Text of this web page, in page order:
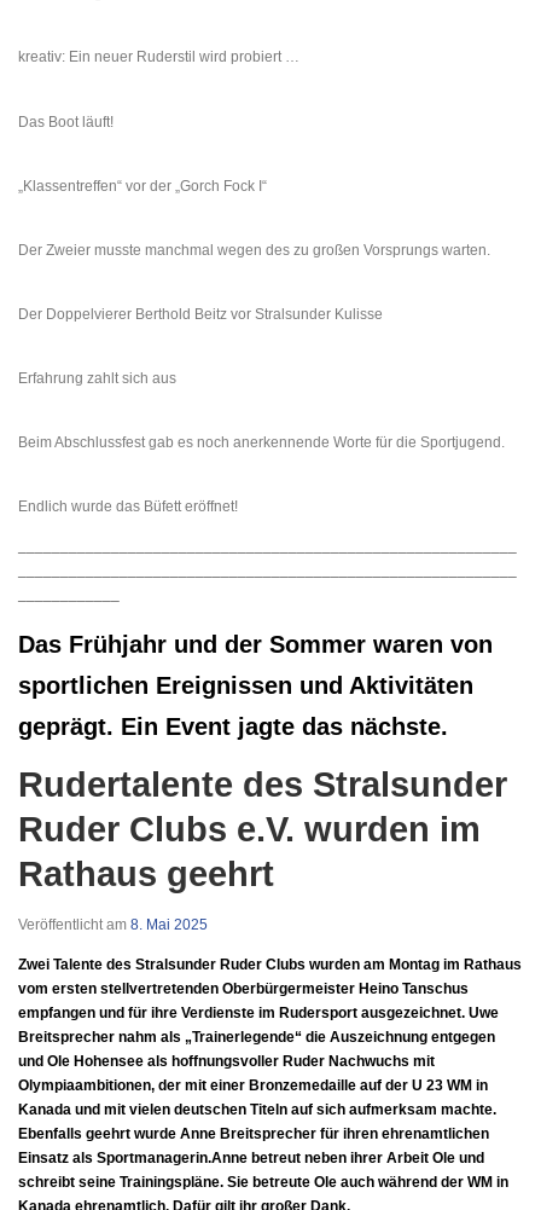
kreativ: Ein neuer Ruderstil wird probiert …
Das Boot läuft!
„Klassentreffen“ vor der „Gorch Fock I“
Der Zweier musste manchmal wegen des zu großen Vorsprungs warten.
Der Doppelvierer Berthold Beitz vor Stralsunder Kulisse
Erfahrung zahlt sich aus
Beim Abschlussfest gab es noch anerkennende Worte für die Sportjugend.
Endlich wurde das Büfett eröffnet!
Das Frühjahr und der Sommer waren von
sportlichen Ereignissen und Aktivitäten
geprägt. Ein Event jagte das nächste.
Rudertalente des Stralsunder
Ruder Clubs e.V. wurden im
Rathaus geehrt
Veröffentlicht am 8. Mai 2025
Zwei Talente des Stralsunder Ruder Clubs wurden am Montag im Rathaus
vom ersten stellvertretenden Oberbürgermeister Heino Tanschus
empfangen und für ihre Verdienste im Rudersport ausgezeichnet. Uwe
Breitsprecher nahm als „Trainerlegende“ die Auszeichnung entgegen
und Ole Hohensee als hoffnungsvoller Ruder Nachwuchs mit
Olympiaambitionen, der mit einer Bronzemedaille auf der U 23 WM in
Kanada und mit vielen deutschen Titeln auf sich aufmerksam machte.
Ebenfalls geehrt wurde Anne Breitsprecher für ihren ehrenamtlichen
Einsatz als Sportmanagerin.Anne betreut neben ihrer Arbeit Ole und
schreibt seine Trainingspläne. Sie betreute Ole auch während der WM in
Kanada ehrenamtlich. Dafür gilt ihr großer Dank.